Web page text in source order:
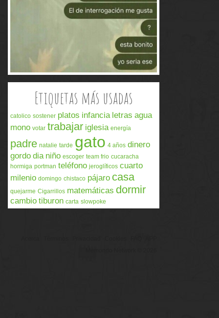
Etiquetas más usadas
catolico sostener platos infancia letras agua
mono votar trabajar iglesia energía
padre natalie tarde gato 4 años dinero
gordo dia niño escoger team frio cucaracha
hormiga portman teléfono jeroglíficos cuarto
milenio domingo chistaco pájaro casa
quejarme Cigarrillos matemáticas dormir
cambio tiburon carta slowpoke